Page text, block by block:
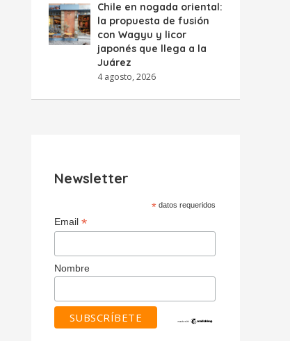
Chile en nogada oriental:
la propuesta de fusión
con Wagyu y licor
japonés que llega a la
Juárez
4 agosto, 2026
Newsletter
* datos requeridos
Email *
Nombre